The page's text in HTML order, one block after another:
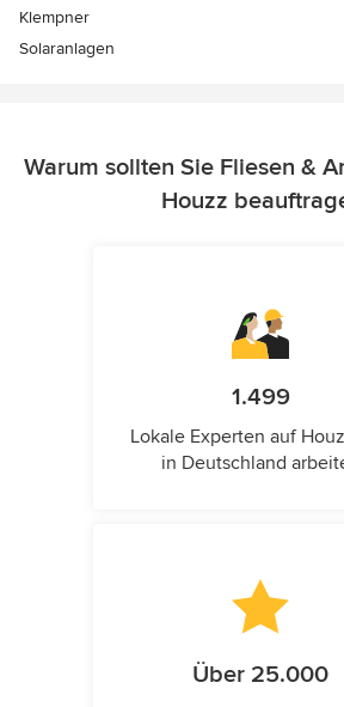
Klempner
Solaranlagen
Warum sollten Sie Fliesen &
Houzz
1.499
Lokale Experten auf
in Deutschland
Über 25.000